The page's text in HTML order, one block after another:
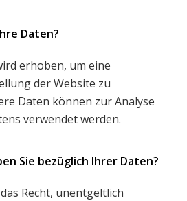
Daten?
erhoben, um eine
der Website zu
Daten können zur Analyse
verwendet werden.
Sie bezüglich Ihrer Daten?
Recht, unentgeltlich